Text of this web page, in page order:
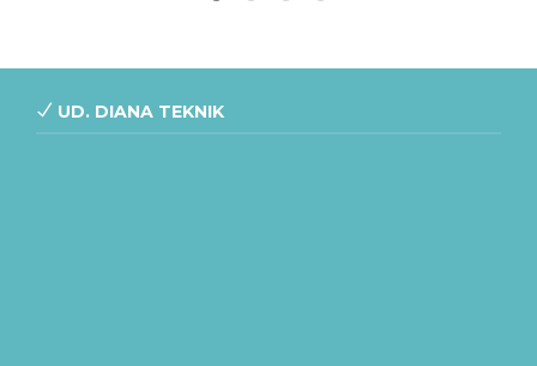
UD. DIANA TEKNIK